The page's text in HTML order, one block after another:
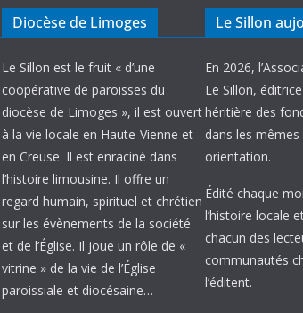
Diocèse de Limoges
Le Sillon est le fruit « d’une
coopérative de paroisses du
diocèse de Limoges », il est ouvert
à la vie locale en Haute-Vienne et
en Creuse. Il est enraciné dans
l’histoire limousine. Il offre un
regard humain, spirituel et chrétien
sur les évènements de la société
et de l’Église. Il joue un rôle de «
vitrine » de la vie de l’Église
paroissiale et diocésaine…
Le Sillon
En 2026,
Le Sillon,
héritière des
dans les
orientation.
Édité chaque
l’histoire locale
chacun des
communautés
l’éditent.